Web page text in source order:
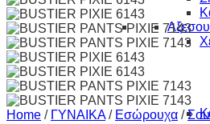
Home / ΓΥΝΑΙΚΑ / Εσώρουχα /